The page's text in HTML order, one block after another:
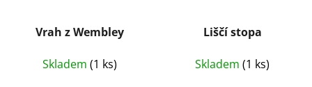
Vrah z Wembley
Skladem (1 ks)
Liščí stopa
Skladem (1 ks)